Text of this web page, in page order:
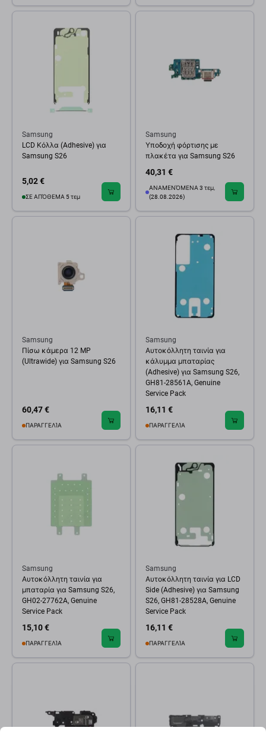
Samsung
LCD Κόλλα (Adhesive) για
Samsung S26
5,02 €
ΣΕ ΑΠΌΘΕΜΑ 5 τεμ
Samsung
Υποδοχή φόρτισης με
πλακέτα για Samsung S26
40,31 €
ΑΝΑΜΕΝΌΜΕΝΑ 3 τεμ,
(28.08.2026)
Samsung
Πίσω κάμερα 12 MP
(Ultrawide) για Samsung S26
60,47 €
ΠΑΡΑΓΓΕΛΊΑ
Samsung
Αυτοκόλλητη ταινία για
κάλυμμα μπαταρίας
(Adhesive) για Samsung S26,
GH81-28561A, Genuine
Service Pack
16,11 €
ΠΑΡΑΓΓΕΛΊΑ
Samsung
Αυτοκόλλητη ταινία για
μπαταρία για Samsung S26,
GH02-27762A, Genuine
Service Pack
15,10 €
ΠΑΡΑΓΓΕΛΊΑ
Samsung
Αυτοκόλλητη ταινία για LCD
Side (Adhesive) για Samsung
S26, GH81-28528A, Genuine
Service Pack
16,11 €
ΠΑΡΑΓΓΕΛΊΑ